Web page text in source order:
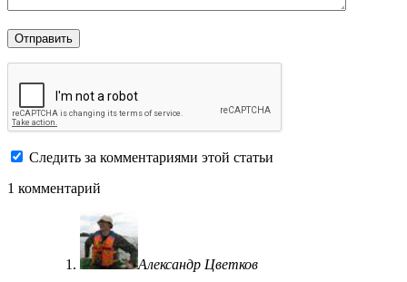
Следить за комментариями этой статьи
1 комментарий
Александр Цветков